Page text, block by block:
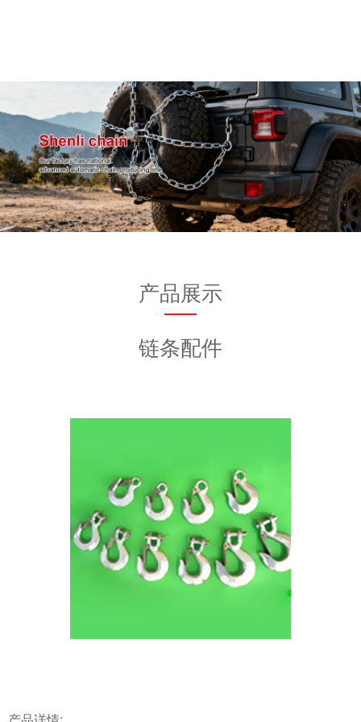
产品展示
链条配件